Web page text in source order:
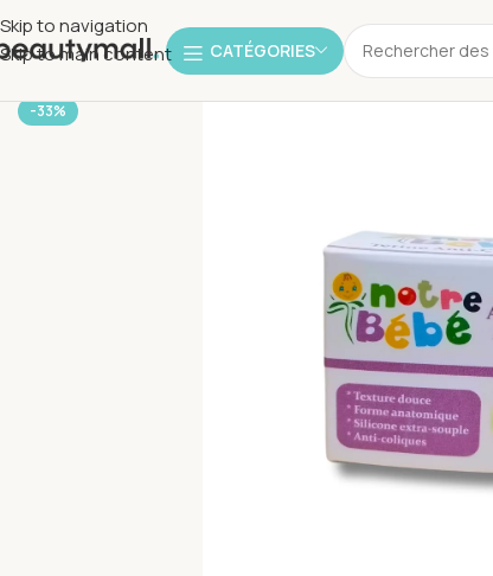
Skip to navigation
Skip to main content
CATÉGORIES
-33%